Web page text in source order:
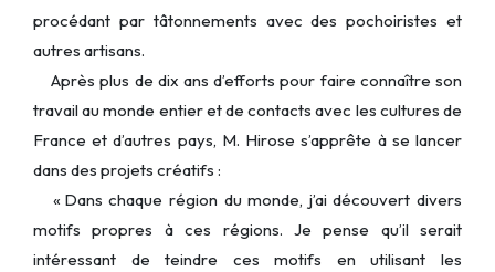
procédant par tâtonnements avec des pochoiristes et
autres artisans.
Après plus de dix ans d’efforts pour faire connaître son
travail au monde entier et de contacts avec les cultures de
France et d’autres pays, M. Hirose s’apprête à se lancer
dans des projets créatifs :
« Dans chaque région du monde, j’ai découvert divers
motifs propres à ces régions. Je pense qu’il serait
intéressant de teindre ces motifs en utilisant les